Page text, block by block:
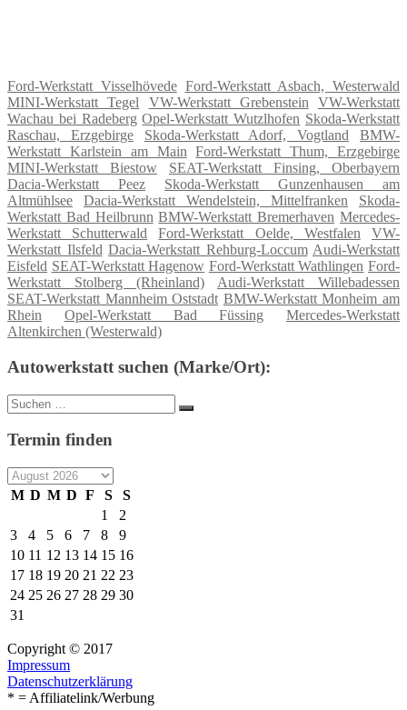
Ford-Werkstatt Visselhövede Ford-Werkstatt Asbach, Westerwald
MINI-Werkstatt Tegel
VW-Werkstatt Grebenstein
VW-Werkstatt
Wachau bei Radeberg Opel-Werkstatt Wutzlhofen Skoda-Werkstatt
Raschau, Erzgebirge
Skoda-Werkstatt Adorf, Vogtland
BMW-
Werkstatt Karlstein am Main
Ford-Werkstatt Thum, Erzgebirge
MINI-Werkstatt Biestow
SEAT-Werkstatt Finsing, Oberbayern
Dacia-Werkstatt Peez
Skoda-Werkstatt Gunzenhausen am
Altmühlsee
Dacia-Werkstatt Wendelstein, Mittelfranken
Skoda-
Werkstatt Bad Heilbrunn BMW-Werkstatt Bremerhaven Mercedes-
Werkstatt Schutterwald
Ford-Werkstatt Oelde, Westfalen
VW-
Werkstatt Ilsfeld Dacia-Werkstatt Rehburg-Loccum Audi-Werkstatt
Eisfeld SEAT-Werkstatt Hagenow Ford-Werkstatt Wathlingen Ford-
Werkstatt Stolberg (Rheinland)
Audi-Werkstatt Willebadessen
SEAT-Werkstatt Mannheim Oststadt BMW-Werkstatt Monheim am
Rhein
Opel-Werkstatt Bad Füssing
Mercedes-Werkstatt
Altenkirchen (Westerwald)
Autowerkstatt suchen (Marke/Ort):
Suche
nach:
Suchen
Termin finden
M D M D F S
S
1
2
3
4 5 6 7 8
9
10 11 12 13 14 15 16
17 18 19 20 21 22 23
24 25 26 27 28 29 30
31
Copyright © 2017
Impressum
Datenschutzerklärung
* = Affiliatelink/Werbung